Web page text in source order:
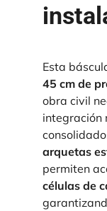
Esta
45 cm de
obra civil
integración
arquetas
permiten
células de